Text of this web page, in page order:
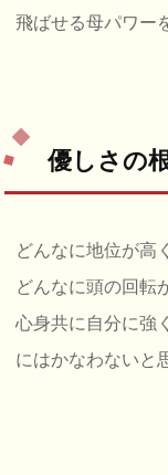
飛ばせる母パワー
優しさの
どんなに地位が高
どんなに頭の回転
心身共に自分に強
にはかなわないと